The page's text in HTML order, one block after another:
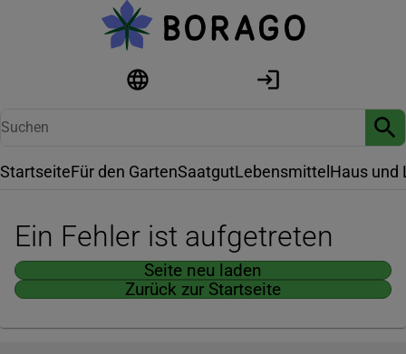
StartseiteFür den GartenSaatgutLebensmittel Haus und
Ein Fehler ist aufgetreten
Seite neu laden
Zurück zur Startseite